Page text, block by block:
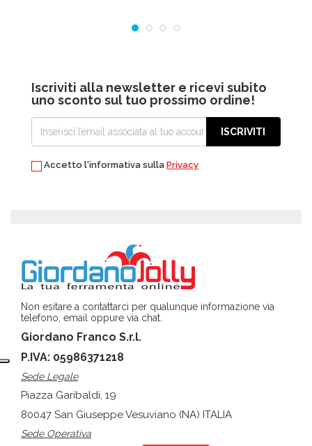
Iscriviti alla newsletter e ricevi subito
uno sconto sul tuo prossimo ordine!
ISCRIVITI
Accetto l'informativa sulla Privacy
Non esitare a contattarci per qualunque informazione via
telefono, email oppure via chat.
Giordano Franco S.r.l.
P.IVA: 05986371218
Sede Legale
Piazza Garibaldi, 19
80047 San Giuseppe Vesuviano (NA) ITALIA
Sede Operativa